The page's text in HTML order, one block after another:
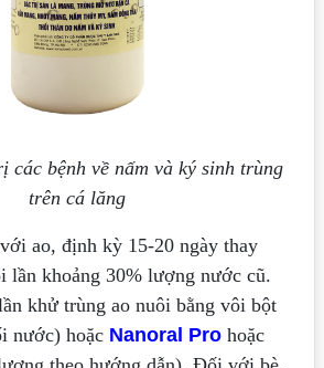
các bệnh về nấm và ký sinh trùng
trên cá lăng
ao, định kỳ 15-20 ngày thay
lần khoảng 30% lượng nước cũ.
khử trùng ao nuôi bằng vôi bột
nước) hoặc Nanoral Pro hoặc